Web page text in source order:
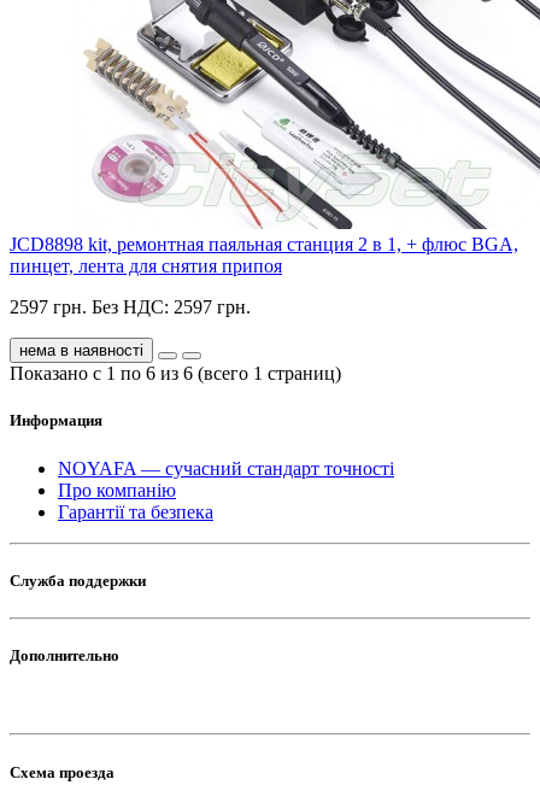
JCD8898 kit, ремонтная паяльная станция 2 в 1, + флюс BGA,
пинцет, лента для снятия припоя
2597 грн. Без НДС: 2597 грн.
нема в наявності
Показано с 1 по 6 из 6 (всего 1 страниц)
Информация
NOYAFA — сучасний стандарт точності
Про компанію
Гарантії та безпека
Служба поддержки
Дополнительно
Схема проезда